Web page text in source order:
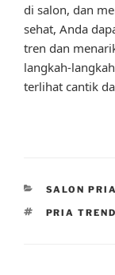
di salon, dan
sehat, Anda
tren dan
langkah-
terlihat cantik
CATEGORIES
SALON PRIA
TAGS
PRIA